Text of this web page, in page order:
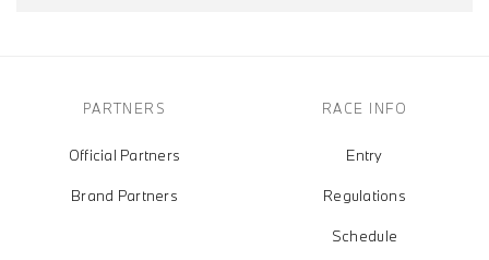
PARTNERS
Official Partners
Brand Partners
RACE INFO
Entry
Regulations
Schedule